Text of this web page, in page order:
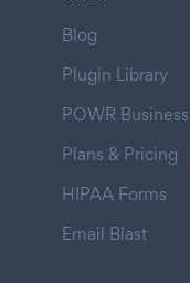
Blog
Plugin Library
POWR Business
Plans & Pricing
HIPAA Forms
Email Blast